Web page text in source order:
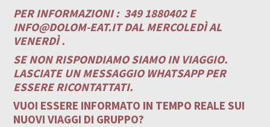
PER INFORMAZIONI : 349 1880402 E
INFO@DOLOM-EAT.ITDAL MERCOLEDÌ AL
VENERDÌ .
SE NON RISPONDIAMO SIAMO IN VIAGGIO.
LASCIATE UN MESSAGGIO WHATSAPP PER
ESSERE RICONTATTATI.
VUOI ESSERE INFORMATO IN TEMPO REALE SUI
NUOVI VIAGGI DI GRUPPO?